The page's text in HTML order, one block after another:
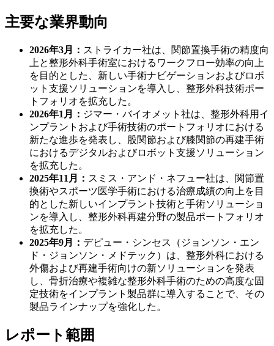
主要な業界動向
2026年3月： ストライカー社は、関節置換手術の精度向
上と整形外科手術室におけるワークフロー効率の向上
を目的とした、新しい手術ナビゲーションおよびロボ
ット支援ソリューションを導入し、整形外科技術ポー
トフォリオを拡充した。
2026年1月： ジマー・バイオメット社は、整形外科用イ
ンプラントおよび手術技術のポートフォリオにおける
新たな進歩を発表し、股関節および膝関節の再建手術
におけるデジタルおよびロボット支援ソリューション
を拡充した。
2025年11月： スミス・アンド・ネフュー社は、関節置
換術やスポーツ医学手術における治療成績の向上を目
的とした新しいインプラント技術と手術ソリューショ
ンを導入し、整形外科再建分野の製品ポートフォリオ
を拡充した。
2025年9月： デピュー・シンセス（ジョンソン・エン
ド・ジョンソン・メドテック）は、整形外科における
外傷および再建手術向けの新ソリューションを発表
し、骨折治療や複雑な整形外科手術のための高度な固
定技術をインプラント製品群に導入することで、その
製品ラインナップを強化した。
レポート範囲